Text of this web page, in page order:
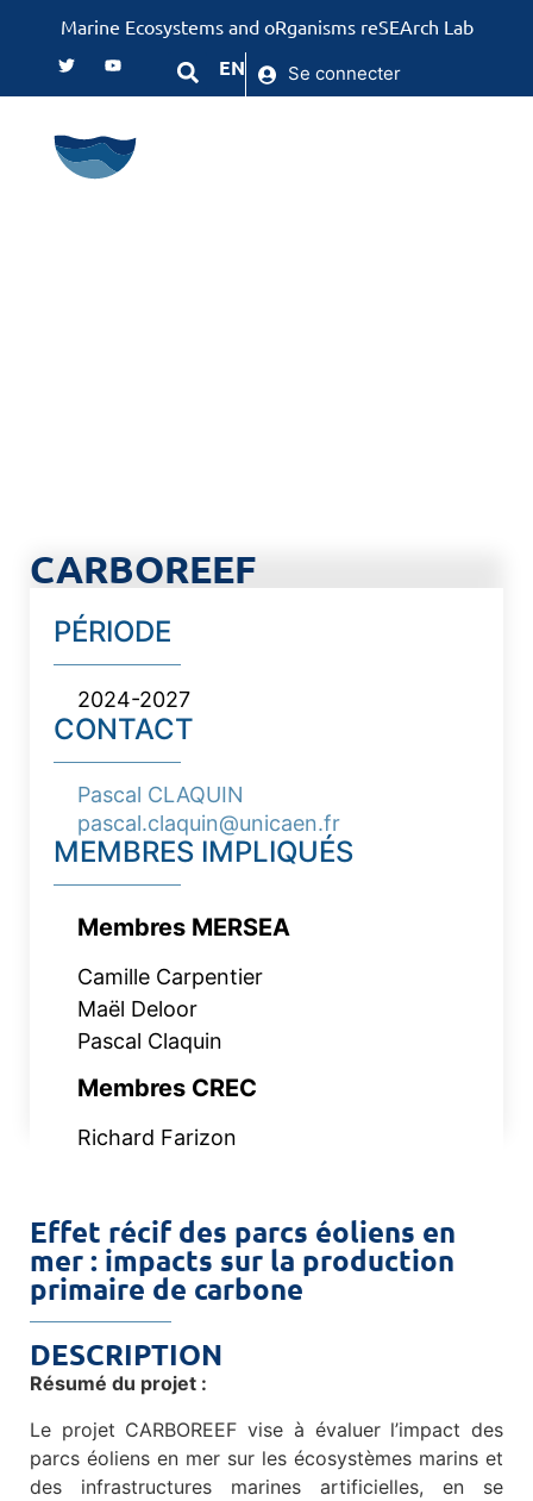
Marine Ecosystems and oRganisms reSEArch Lab
EN Se connecter
CARBOREEF
PÉRIODE
2024-2027
CONTACT
Pascal CLAQUIN
pascal.claquin@unicaen.fr
MEMBRES IMPLIQUÉS
Membres MERSEA
Camille Carpentier
Maël Deloor
Pascal Claquin
Membres CREC
Richard Farizon
Effet récif des parcs éoliens en
mer : impacts sur la production
primaire de carbone
DESCRIPTION
Résumé du projet :
Le projet CARBOREEF vise à évaluer l’impact des
parcs éoliens en mer sur les écosystèmes marins et
des infrastructures marines artificielles, en se